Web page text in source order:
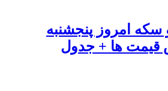
سکه امروز پنجشنبه